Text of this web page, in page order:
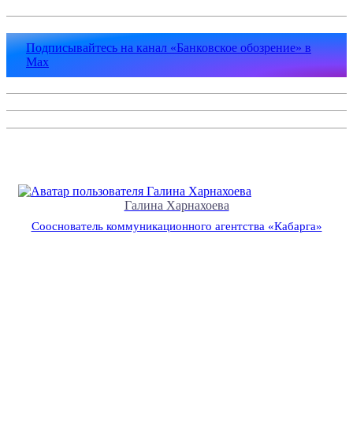
Подписывайтесь на канал «Банковское обозрение» в
Max
Галина Харнахоева
Сооснователь коммуникационного агентства «Кабарга»